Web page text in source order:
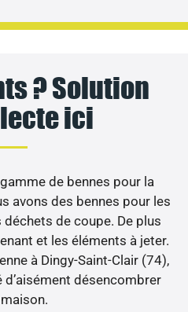
? Solution
ici
de bennes pour la
avons des bennes pour les
de coupe. De plus
et les éléments à jeter.
à Dingy-Saint-Clair (74),
désencombrer